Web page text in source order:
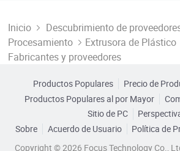
Inicio Descubrimiento de
Procesamiento
Extrusora de Plástico
Fabricantes y proveedores
Productos Populares
Precio de
Productos Populares al por Mayor
Sitio de PC
Sobre
Acuerdo de Usuario Política de
Copyright © 2026 Focus Technology Co.,